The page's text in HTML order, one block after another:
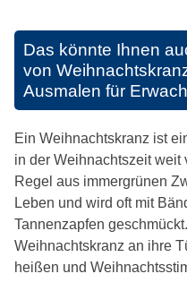
Das könnte Ihnen
von
Ausmalen für
Ein Weihnachtskranz ist
in der Weihnachtszeit weit
Regel aus immergrünen
Leben und wird oft mit
Tannenzapfen
Weihnachtskranz an ihre
heißen und